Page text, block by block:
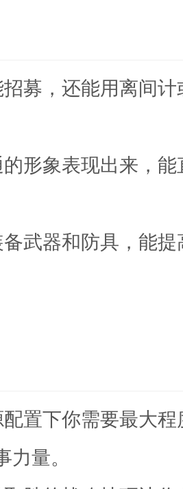
募，还能用离间
形象表现出来，
武器和防具，能
置下你需要最大
量。